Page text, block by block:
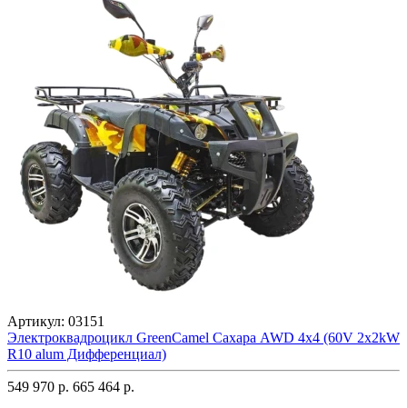
Артикул: 03151
Электроквадроцикл GreenCamel Сахара AWD 4x4 (60V 2x2kW
R10 alum Дифференциал)
549 970 р. 665 464 р.